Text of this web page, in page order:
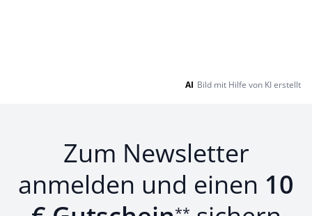
AI Bild mit Hilfe von KI erstellt
Zum Newsletter
anmelden und einen 10